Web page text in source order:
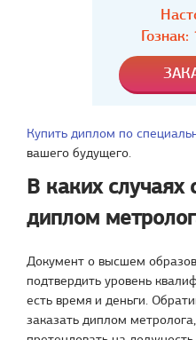
Гознак:
Купить диплом по
вашего будущего.
В каких случаях
диплом
Документ о высшем
подтвердить уровень
есть время и деньги.
заказать диплом